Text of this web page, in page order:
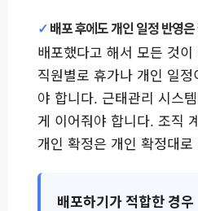
배포 후에도 개인 일정 반영
배포했다고 해서 모든 것
직원별로 휴가나 개인 일정
야 합니다. 근태관리 시스
게 이어줘야 합니다. 조직
개인 확정은 개인 확정대
배포하기가 적합한 경우